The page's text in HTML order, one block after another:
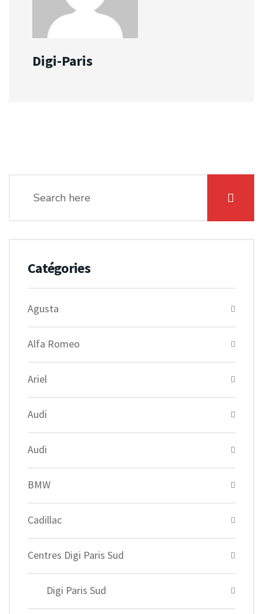
Digi-Paris
Catégories
Agusta
Alfa Romeo
Ariel
Audi
Audi
BMW
Cadillac
Centres Digi Paris Sud
Digi Paris Sud